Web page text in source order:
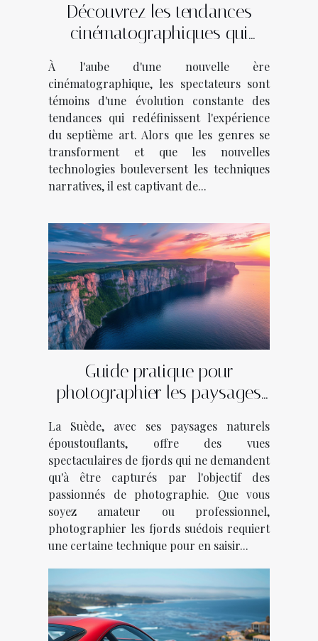
Découvrez les tendances
cinématographiques qui
À l'aube d'une nouvelle ère
cinématographique, les spectateurs sont
témoins d'une évolution constante des
tendances qui redéfinissent l'expérience
du septième art. Alors que les genres se
transforment et que les nouvelles
technologies bouleversent les techniques
narratives, il est captivant de...
Guide pratique pour
photographier les paysages
La Suède, avec ses paysages naturels
époustouflants, offre des vues
spectaculaires de fjords qui ne demandent
qu'à être capturés par l'objectif des
passionnés de photographie. Que vous
soyez amateur ou professionnel,
photographier les fjords suédois requiert
une certaine technique pour en saisir...